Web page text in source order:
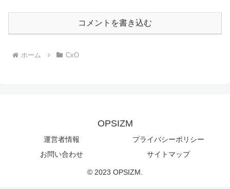
コメントを書き込む
ホーム CxO
OPSIZM
運営者情報
プライバシーポリシー
お問い合わせ
サイトマップ
© 2023 OPSIZM.